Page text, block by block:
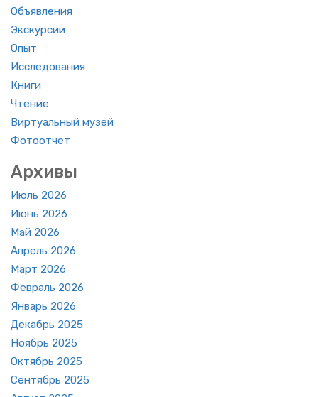
Объ­яв­ле­ния
Экс­кур­сии
Опыт
Ис­сле­до­ва­ния
Книги
Чте­ние
Вир­ту­аль­ный музей
Фо­то­от­чет
Ар­хи­вы
Июль 2026
Июнь 2026
Май 2026
Ап­рель 2026
Март 2026
Фев­раль 2026
Ян­варь 2026
Де­кабрь 2025
Но­ябрь 2025
Ок­тябрь 2025
Сен­тябрь 2025